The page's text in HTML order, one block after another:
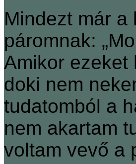
Mindezt már
páromnak:
Amikor ezeket
doki nem
tudatomból a
nem akartam
voltam vevő a